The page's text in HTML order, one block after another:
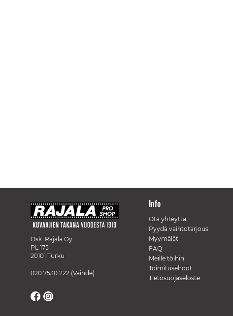
Osk. Rajala Oy
PL 175
20101 Turku
020 7530 222 (Vaihde)
Info
Ota yhteyttä
Pyydä vaihtotarjous
Myymälät
FAQ
Meille töihin
Toimitusehdot
Tietosuojaseloste